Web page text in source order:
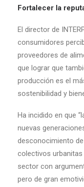
Fortalecer la
El director de
consumidores
proveedores de
que lograr que
producción es el
sostenibilidad y
Ha incidido en que
nuevas
desconocimiento
colectivos
sector con
pero de gran